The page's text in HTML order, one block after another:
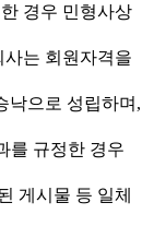
경우 민형사상
사는 회원자격을
낙으로 성립하며,
를 규정한 경우
게시물 등 일체